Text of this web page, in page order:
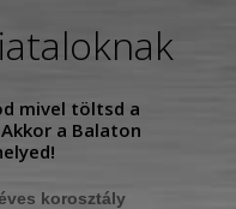
mivel töltsd a
a Balaton
korosztály